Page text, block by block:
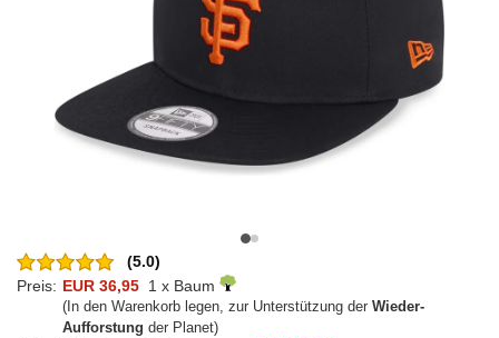
(5.0)
Preis: EUR 36,95 1 x Baum
(In den Warenkorb legen, zur Unterstützung der Wieder-
Aufforstung der Planet)